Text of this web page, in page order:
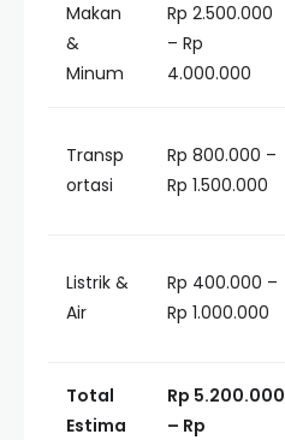
Makan
&
Minum
Rp 2.500.000
– Rp
4.000.000
Transp
ortasi
Rp 800.000 –
Rp 1.500.000
Listrik &
Air
Rp 400.000 –
Rp 1.000.000
Total
Estima
Rp 5.200.000
– Rp